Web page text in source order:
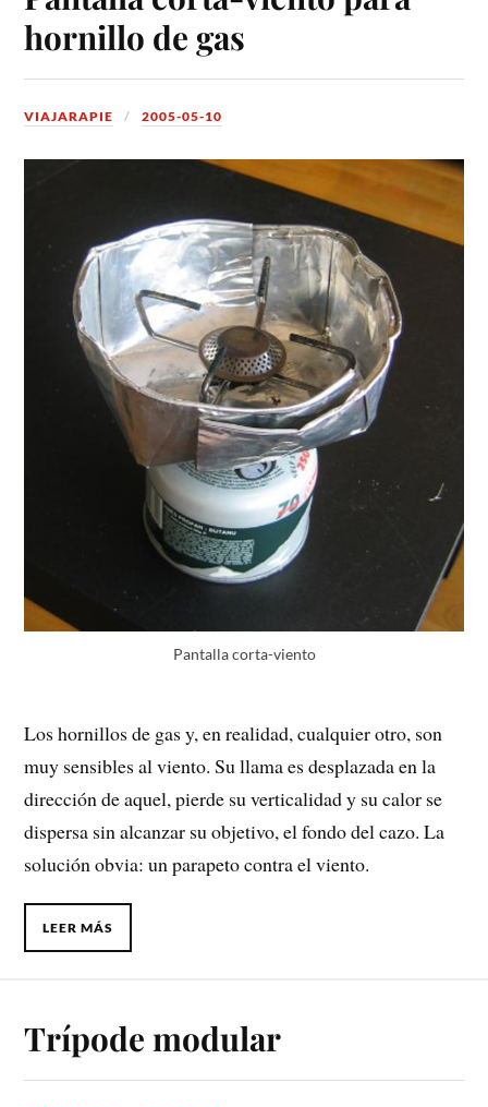
hornillo de gas
VIAJARAPIE 2005-05-10
Pantalla corta-viento
Los hornillos de gas y, en realidad, cualquier otro, son
muy sensibles al viento. Su llama es desplazada en la
dirección de aquel, pierde su verticalidad y su calor se
dispersa sin alcanzar su objetivo, el fondo del cazo. La
solución obvia: un parapeto contra el viento.
LEER MÁS
Trípode modular